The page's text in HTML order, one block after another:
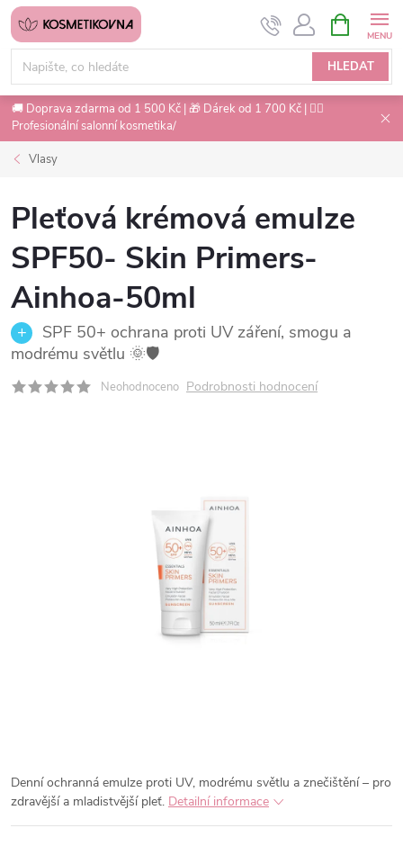
Přejít
obsah
HLEDAT
NÁKUPNÍ
KOŠÍK
🚚 Doprava zdarma od 1 500 Kč | 🎁 Dárek od 1 700 Kč | 💇‍♀️
Profesionální salonní kosmetika/
Vlasy
Pleťová krémová emulze
SPF50- Skin Primers-
Ainhoa-50ml
SPF 50+ ochrana proti UV záření, smogu a
modrému světlu 🌞🛡️
Neohodnoceno Podrobnosti hodnocení
Denní ochranná emulze proti UV, modrému světlu a znečištění – pro
zdravější a mladistvější pleť. Detailní informace